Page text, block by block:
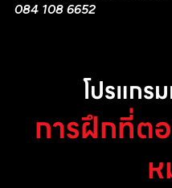
084 108 6652
โปรแกร
การฝึกที่ต